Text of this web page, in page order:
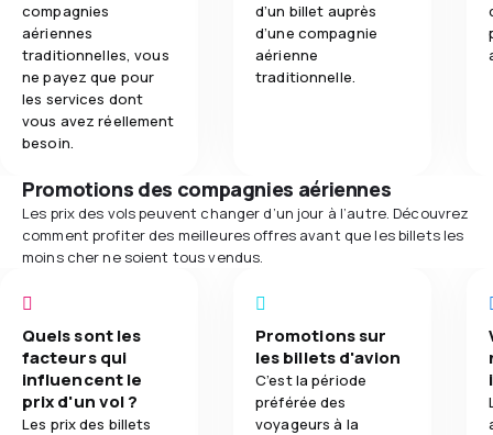
compagnies
aériennes
traditionnelles, vous
ne payez que pour
les services dont
vous avez réellement
besoin.
d’un billet auprès
d’une compagnie
aérienne
traditionnelle.
Promotions des compagnies aériennes
Les prix des vols peuvent changer d’un jour à l’autre. Découvrez
comment profiter des meilleures offres avant que les billets les
moins cher ne soient tous vendus.
Quels sont les
facteurs qui
influencent le
prix d'un vol ?
Les prix des billets
Promotions sur
les billets d'avion
C’est la période
préférée des
voyageurs à la